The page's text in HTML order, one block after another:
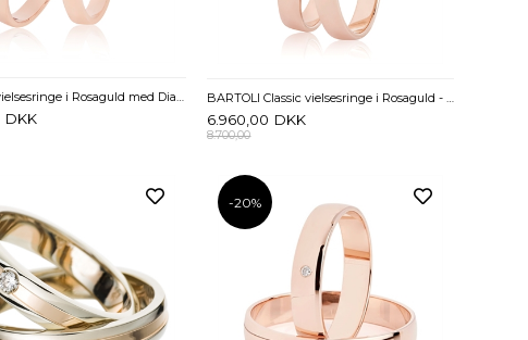
DKK
BARTOLI Classic vielsesringe i Rosaguld - 3 mm
6.960,00 DKK
8.700,00
-20%